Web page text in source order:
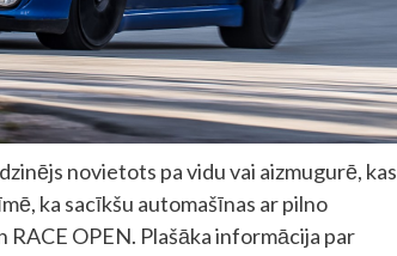
novietots pa vidu vai aizmugurē, kas
ka sacīkšu automašīnas ar pilno
RACE OPEN. Plašāka informācija par